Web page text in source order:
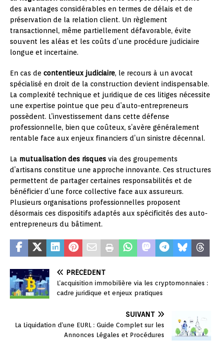
des avantages considérables en termes de délais et de
préservation de la relation client. Un règlement
transactionnel, même partiellement défavorable, évite
souvent les aléas et les coûts d’une procédure judiciaire
longue et incertaine.
En cas de contentieux judiciaire, le recours à un avocat
spécialisé en droit de la construction devient indispensable.
La complexité technique et juridique de ces litiges nécessite
une expertise pointue que peu d’auto-entrepreneurs
possèdent. L’investissement dans cette défense
professionnelle, bien que coûteux, s’avère généralement
rentable face aux enjeux financiers d’un sinistre décennal.
La mutualisation des risques via des groupements
d’artisans constitue une approche innovante. Ces structures
permettent de partager certaines responsabilités et de
bénéficier d’une force collective face aux assureurs.
Plusieurs organisations professionnelles proposent
désormais ces dispositifs adaptés aux spécificités des auto-
entrepreneurs du bâtiment.
PRÉCÉDENT
L’acquisition immobilière via les cryptomonnaies :
cadre juridique et enjeux pratiques
SUIVANT
La Liquidation d’une EURL : Guide Complet sur les
Annonces Légales et Procédures